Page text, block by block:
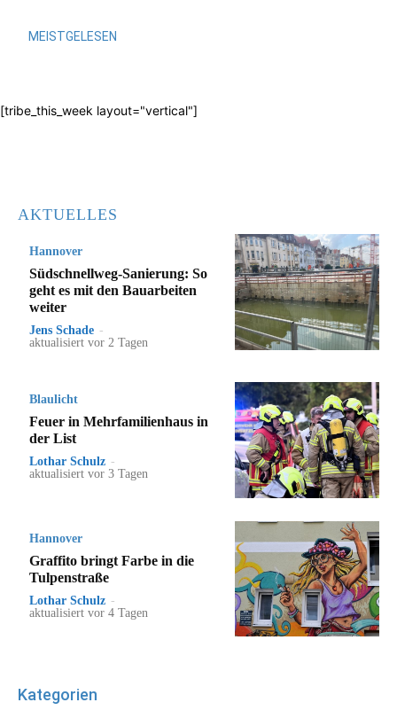
MEISTGELESEN
[tribe_this_week layout="vertical"]
AKTUELLES
Hannover
Südschnellweg-Sanierung: So
geht es mit den Bauarbeiten
weiter
Jens Schade -
aktualisiert vor 2 Tagen
Blaulicht
Feuer in Mehrfamilienhaus in
der List
Lothar Schulz -
aktualisiert vor 3 Tagen
Hannover
Graffito bringt Farbe in die
Tulpenstraße
Lothar Schulz -
aktualisiert vor 4 Tagen
Kategorien